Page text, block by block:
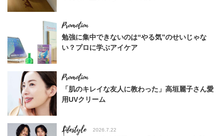
勉強に集中できないのは“やる気”のせいじゃな
い？プロに学ぶアイケア
「肌のキレイな友人に教わった」高垣麗子さん愛
用UVクリーム
Lifestyle 2026.7.22